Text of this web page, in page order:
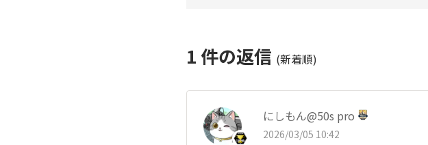
1 件の返信 (新着順)
にしもん@50s pro
2026/03/05 10:42